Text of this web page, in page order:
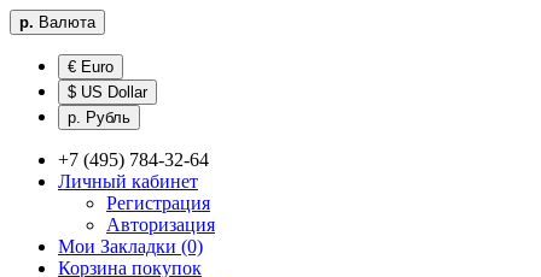
р. Валюта
€ Euro
$ US Dollar
р. Рубль
+7 (495) 784-32-64
Личный кабинет
Регистрация
Авторизация
Мои Закладки (0)
Корзина покупок